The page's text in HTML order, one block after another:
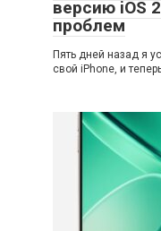
версию iOS
проблем
Пять дней назад я
свой iPhone, и